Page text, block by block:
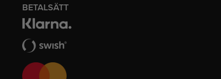
BETALSÄTT